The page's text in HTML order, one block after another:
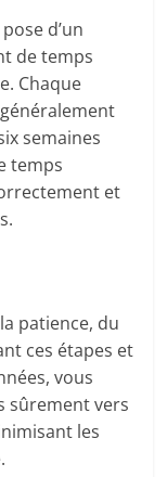
d’un
de temps
Chaque
semaines
temps
et
patience, du
ces étapes et
vous
sûrement vers
les